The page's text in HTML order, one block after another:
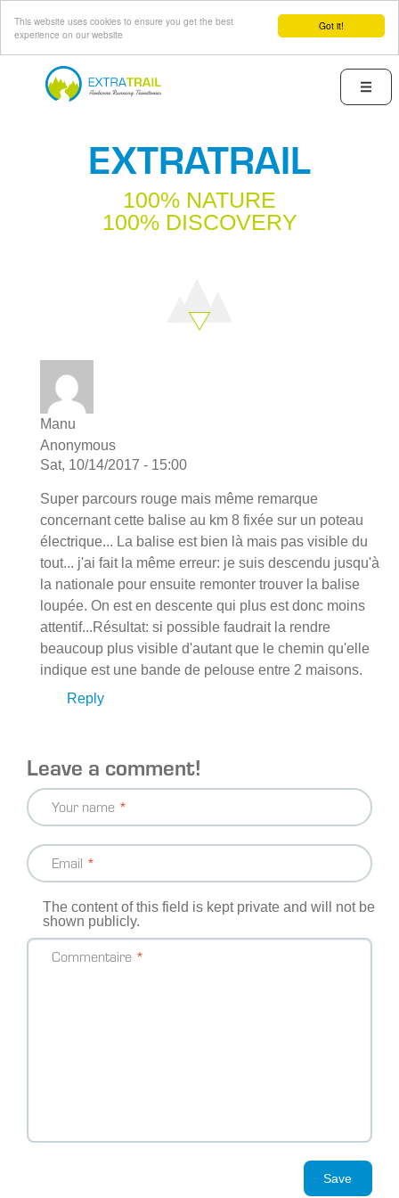
Got it!
This website uses cookies to ensure you get the best
experience on our website
Menu
EXTRATRAIL
100% NATURE
100% DISCOVERY
Manu
Anonymous
Sat, 10/14/2017 - 15:00
Super parcours rouge mais même remarque
concernant cette balise au km 8 fixée sur un poteau
électrique... La balise est bien là mais pas visible du
tout... j'ai fait la même erreur: je suis descendu jusqu'à
la nationale pour ensuite remonter trouver la balise
loupée. On est en descente qui plus est donc moins
attentif...Résultat: si possible faudrait la rendre
beaucoup plus visible d'autant que le chemin qu'elle
indique est une bande de pelouse entre 2 maisons.
Reply
Leave a comment!
Your name
Email
The content of this field is kept private and will not be
shown publicly.
Commentaire
Save